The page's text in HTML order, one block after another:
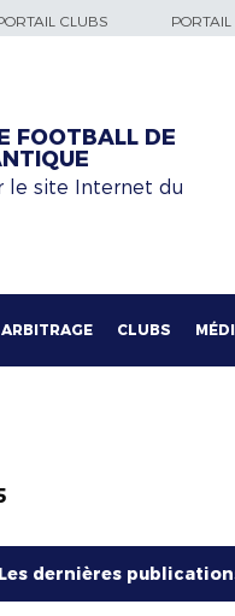
CLUBS
FOOTBALL DE
le site Internet du
ARBITRAGE CLUBS
Les dernières